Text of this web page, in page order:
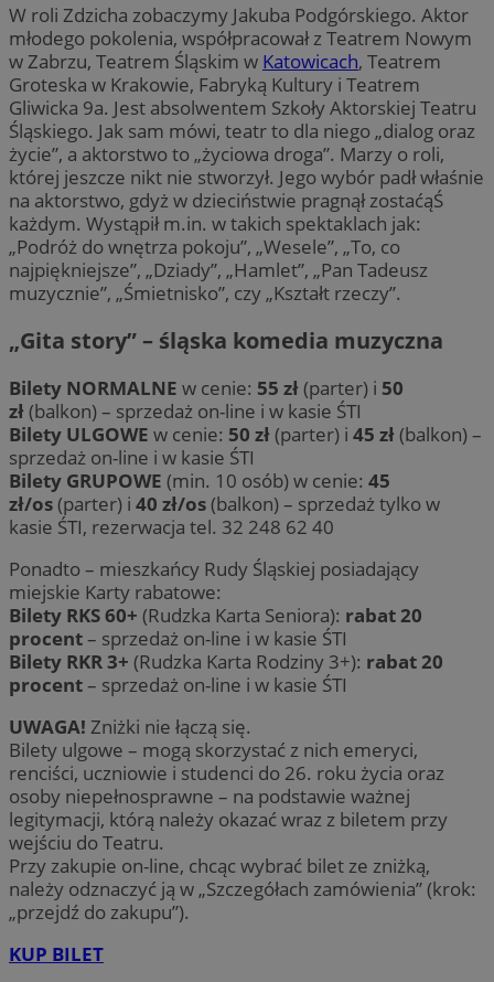
W roli Zdzicha zobaczymy Jakuba Podgórskiego. Aktor
młodego pokolenia, współpracował z Teatrem Nowym
w Zabrzu, Teatrem Śląskim w Katowicach, Teatrem
Groteska w Krakowie, Fabryką Kultury i Teatrem
Gliwicka 9a. Jest absolwentem Szkoły Aktorskiej Teatru
Śląskiego. Jak sam mówi, teatr to dla niego „dialog oraz
życie”, a aktorstwo to „życiowa droga”. Marzy o roli,
której jeszcze nikt nie stworzył. Jego wybór padł właśnie
na aktorstwo, gdyż w dzieciństwie pragnął zostaćąŚ
każdym. Wystąpił m.in. w takich spektaklach jak:
„Podróż do wnętrza pokoju”, „Wesele”, „To, co
najpiękniejsze”, „Dziady”, „Hamlet”, „Pan Tadeusz
muzycznie”, „Śmietnisko”, czy „Kształt rzeczy”.
„Gita story” – śląska komedia muzyczna
Bilety NORMALNE w cenie: 55 zł(parter) i 50
zł(balkon) – sprzedaż on-line i w kasie ŚTI
Bilety ULGOWE w cenie: 50 zł(parter) i 45 zł(balkon) –
sprzedaż on-line i w kasie ŚTI
Bilety GRUPOWE (min. 10 osób) w cenie: 45
zł/os(parter) i 40 zł/os(balkon) – sprzedaż tylko w
kasie ŚTI, rezerwacja tel. 32 248 62 40
Ponadto – mieszkańcy Rudy Śląskiej posiadający
miejskie Karty rabatowe:
Bilety RKS 60+ (Rudzka Karta Seniora): rabat 20
procent– sprzedaż on-line i w kasie ŚTI
Bilety RKR 3+ (Rudzka Karta Rodziny 3+): rabat 20
procent– sprzedaż on-line i w kasie ŚTI
UWAGA! Zniżki nie łączą się.
Bilety ulgowe – mogą skorzystać z nich emeryci,
renciści, uczniowie i studenci do 26. roku życia oraz
osoby niepełnosprawne – na podstawie ważnej
legitymacji, którą należy okazać wraz z biletem przy
wejściu do Teatru.
Przy zakupie on-line, chcąc wybrać bilet ze zniżką,
należy odznaczyć ją w „Szczegółach zamówienia” (krok:
„przejdź do zakupu”).
KUP BILET